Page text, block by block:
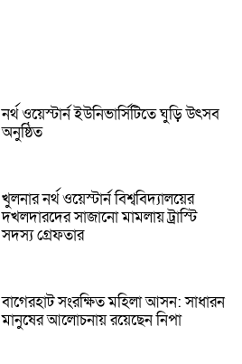
নর্থ ওয়েস্টার্ন ইউনিভার্সিটিতে ঘুড়ি উৎসব
অনুষ্ঠিত
খুলনার নর্থ ওয়েস্টার্ন বিশ্ববিদ্যালয়ের
দখলদারদের সাজানো মামলায় ট্রাস্টি
সদস্য গ্রেফতার
বাগেরহাট সংরক্ষিত মহিলা আসন: সাধারন
মানুষের আলোচনায় রয়েছেন নিপা